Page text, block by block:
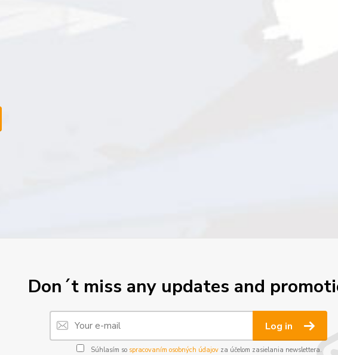
Don´t miss any updates and
Log in
Súhlasím so spracovaním osobných údajovza účelom zasielania newslettera.